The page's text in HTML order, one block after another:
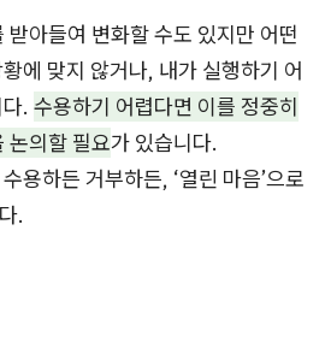
아들여 변화할 수도 있지만 어떤
에 맞지 않거나, 내가 실행하기 어
. 수용하기 어렵다면 이를 정중히
논의할 필요가 있습니다.
용하든 거부하든, ‘열린 마음’으로
.